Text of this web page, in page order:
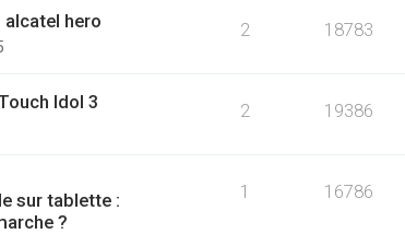
alcatel hero 2 18783
Idol 3 2 19386
sur tablette :
?
1 16786